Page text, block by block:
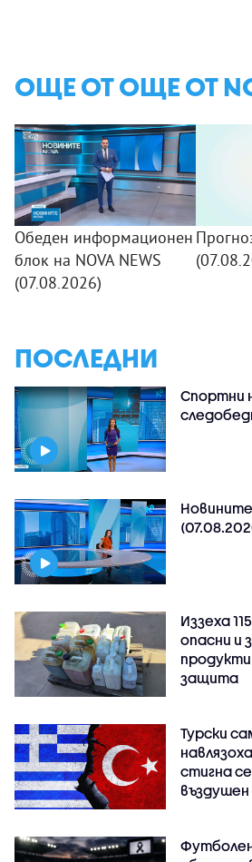
ОЩЕ ОТ ОЩЕ ОТ
Обеден информационен
блок на NOVA NEWS
(07.08.2026)
ПОСЛЕДНИ
Спортни
Новините
Иззеха
опасни и
защита
Турски
стигна
въздушен